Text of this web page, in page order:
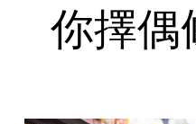
你擇偶